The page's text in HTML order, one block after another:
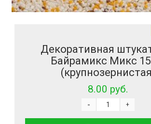
Декоративная
Байрамикс Микс
8.00 руб.
+
-